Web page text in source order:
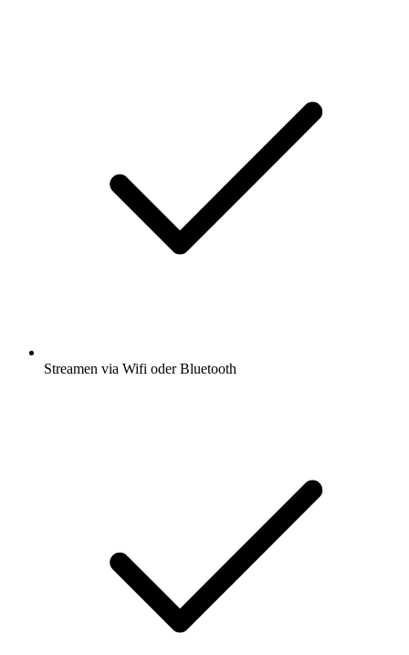
Streamen via Wifi oder Bluetooth